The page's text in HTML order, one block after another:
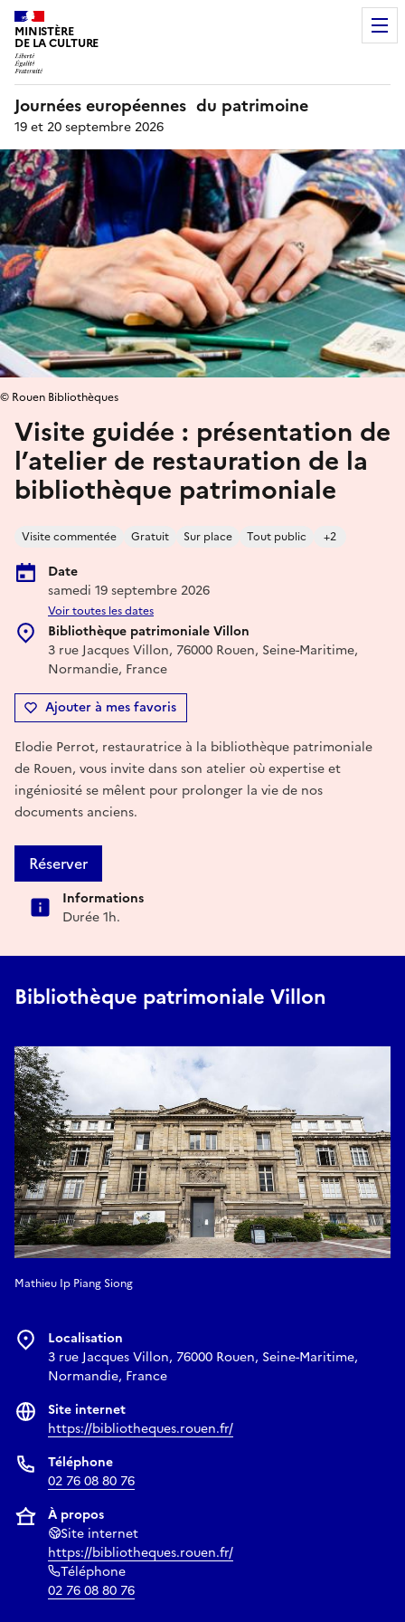
MINISTÈRE
DE LA CULTURE
Journées européennes du patrimoine
19 et 20 septembre 2026
Visite guidée : présentation de
l’atelier de restauration de la
bibliothèque patrimoniale
Visite commentée Gratuit Sur place Tout public +2
Date
samedi 19 septembre 2026
Voir toutes les dates
Bibliothèque patrimoniale Villon
3 rue Jacques Villon, 76000 Rouen, Seine-Maritime,
Normandie, France
Ajouter à mes favoris
© Rouen Bibliothèques
Elodie Perrot, restauratrice à la bibliothèque patrimoniale
de Rouen, vous invite dans son atelier où expertise et
ingéniosité se mêlent pour prolonger la vie de nos
documents anciens.
Réserver
Informations
Durée 1h.
Bibliothèque patrimoniale Villon
Mathieu Ip Piang Siong
Localisation
3 rue Jacques Villon, 76000 Rouen, Seine-Maritime,
Normandie, France
Site internet
https://bibliotheques.rouen.fr/
Téléphone
02 76 08 80 76
À propos
Site internet
https://bibliotheques.rouen.fr/
Téléphone
02 76 08 80 76